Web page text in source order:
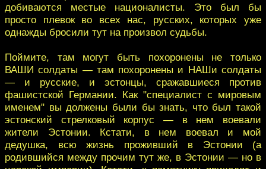
добиваются местые националисты. Это был бы
просто плевок во всех нас, русских, которых уже
однажды бросили тут на произвол судьбы.
Поймите, там могут быть похоронены не только
ВАШИ солдаты — там похоронены и НАШи солдаты
— и русские, и эстонцы, сражавшиеся против
фашистской Германии. Как "специалист с мировым
именем" вы должены были бы знать, что был такой
эстонский стрелковый корпус — в нем воевали
жители Эстонии. Кстати, в нем воевал и мой
дедушка, всю жизнь проживший в Эстонии (а
родившийся между прочим тут же, в Эстонии — но в